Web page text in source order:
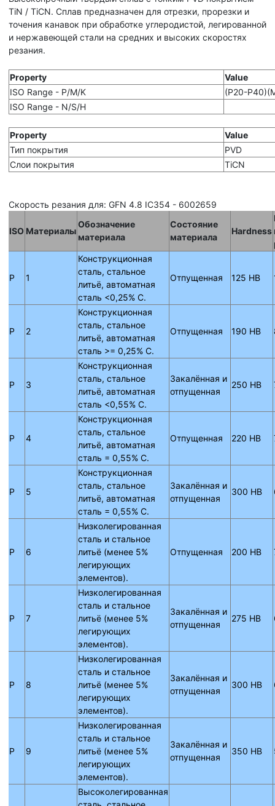
TiN / TiCN. Сплав предназначен для отрезки, прорезки и
точения канавок при обработке углеродистой, легированной
и нержавеющей стали на средних и высоких скоростях
резания.
Property
Value
ISO Range - P/M/K
(P20-
ISO Range - N/S/H
Property
Value
Тип покрытия
PVD
Слои покрытия
TiCN
Скорость резания для: GFN 4.8 IC354 - 6002659
ISO Материалы
Обозначение
материала
Состояние
материала
Hardness
P 1
Конструкционная
сталь, стальное
литьё, автоматная
сталь <0,25% C.
Отпущенная 125 HB
P 2
Конструкционная
сталь, стальное
литьё, автоматная
сталь >= 0,25% C.
Отпущенная 190 HB
P 3
Конструкционная
сталь, стальное
литьё, автоматная
сталь <0,55% C.
Закалённая и
отпущенная
250 HB
P 4
Конструкционная
сталь, стальное
литьё, автоматная
сталь = 0,55% C.
Отпущенная 220 HB
P 5
Конструкционная
сталь, стальное
литьё, автоматная
сталь = 0,55% C.
Закалённая и
отпущенная
300 HB
P 6
Низколегированная
сталь и стальное
литьё (менее 5%
легирующих
элементов).
Отпущенная 200 HB
P 7
Низколегированная
сталь и стальное
литьё (менее 5%
легирующих
элементов).
Закалённая и
отпущенная
275 HB
P 8
Низколегированная
сталь и стальное
литьё (менее 5%
легирующих
элементов).
Закалённая и
отпущенная
300 HB
P 9
Низколегированная
сталь и стальное
литьё (менее 5%
легирующих
элементов).
Закалённая и
отпущенная
350 HB
Высоколегированная